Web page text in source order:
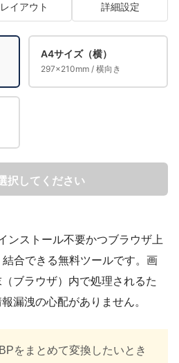
レイアウト 詳細設定
A4サイズ（横）
297×210mm / 横向き
択してください
ンストール不要かつブラウザ上
合できる無料ツールです。画
ブラウザ）内で処理されるた
漏洩の心配がありません。
をまとめて変換したいとき